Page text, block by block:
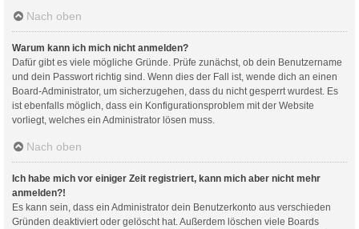
Nach oben
Warum kann ich mich nicht anmelden?
Dafür gibt es viele mögliche Gründe. Prüfe zunächst, ob dein Benutzername
und dein Passwort richtig sind. Wenn dies der Fall ist, wende dich an einen
Board-Administrator, um sicherzugehen, dass du nicht gesperrt wurdest. Es
ist ebenfalls möglich, dass ein Konfigurationsproblem mit der Website
vorliegt, welches ein Administrator lösen muss.
Nach oben
Ich habe mich vor einiger Zeit registriert, kann mich aber nicht mehr
anmelden?!
Es kann sein, dass ein Administrator dein Benutzerkonto aus verschieden
Gründen deaktiviert oder gelöscht hat. Außerdem löschen viele Boards